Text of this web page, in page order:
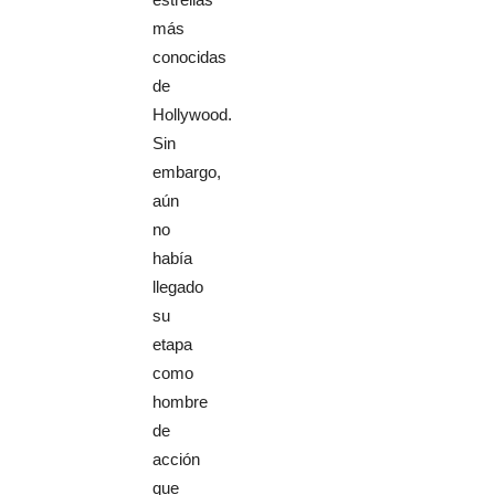
más
conocidas
de
Hollywood.
Sin
embargo,
aún
no
había
llegado
su
etapa
como
hombre
de
acción
que